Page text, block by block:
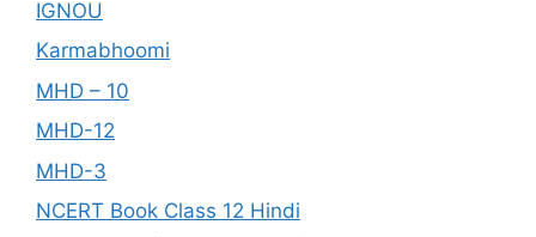
IGNOU
Karmabhoomi
MHD – 10
MHD-12
MHD-3
NCERT Book Class 12 Hindi